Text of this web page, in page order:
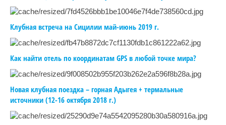
Клубная встреча на Сицилии май-июнь 2019 г.
Как найти отель по координатам GPS в любой точке мира?
Новая клубная поездка – горная Адыгея + термальные
источники (12-16 октября 2018 г.)